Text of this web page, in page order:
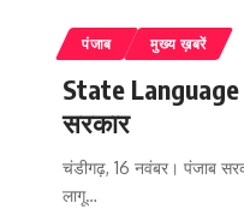
पंजाब मुख्य ख़बरें
State Language
सरकार
चंडीगढ़, 16 नवंबर। पंजाब
लागू…